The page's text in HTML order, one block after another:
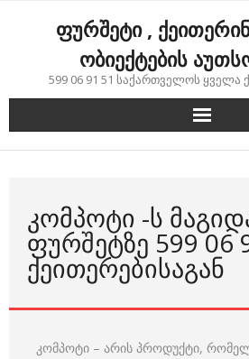
ფურშეტი ,
ობიექტების
599 06 91 51 საქართველოს
ᲙᲝᲛᲞᲝᲢᲘ -Ს
ᲤᲣᲠᲨᲔᲢᲖᲔ 599 06
ᲥᲔᲘᲗᲔᲠᲔᲑᲘᲡᲐᲒᲐᲜ
კომპოტი – არის პროდუქტი,